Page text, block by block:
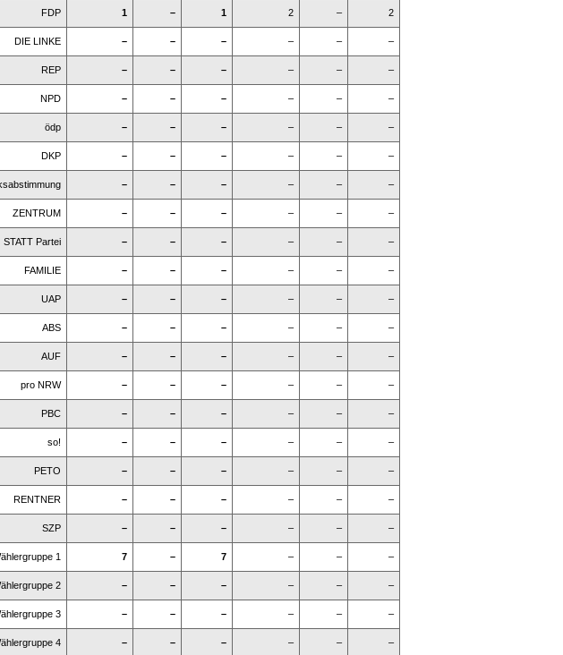
FDP 1 – 1 2 – 2
DIE LINKE – – – – – –
REP – – – – – –
NPD – – – – – –
ödp – – – – – –
DKP – – – – – –
– – – – – –
ZENTRUM – – – – – –
Partei – – – – – –
FAMILIE – – – – – –
UAP – – – – – –
ABS – – – – – –
AUF – – – – – –
pro NRW – – – – – –
PBC – – – – – –
so! – – – – – –
PETO – – – – – –
RENTNER – – – – – –
SZP – – – – – –
1 7 – 7 – – –
2 – – – – – –
3 – – – – – –
4 – – – – – –